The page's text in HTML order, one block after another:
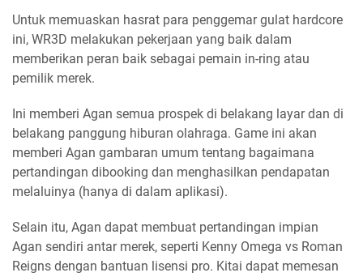
Untuk memuaskan hasrat para penggemar gulat hardcore
ini, WR3D melakukan pekerjaan yang baik dalam
memberikan peran baik sebagai pemain in-ring atau
pemilik merek.
Ini memberi Agan semua prospek di belakang layar dan di
belakang panggung hiburan olahraga. Game ini akan
memberi Agan gambaran umum tentang bagaimana
pertandingan dibooking dan menghasilkan pendapatan
melaluinya (hanya di dalam aplikasi).
Selain itu, Agan dapat membuat pertandingan impian
Agan sendiri antar merek, seperti Kenny Omega vs Roman
Reigns dengan bantuan lisensi pro. Kitai dapat memesan